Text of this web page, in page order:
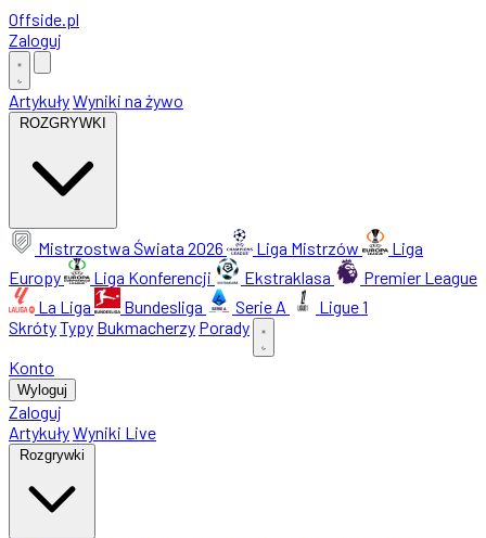
Offside.pl
Zaloguj
ArtykułyWyniki na żywo
ROZGRYWKI
Mistrzostwa Świata 2026 Liga Mistrzów
Liga
Europy
Liga Konferencji Ekstraklasa
Premier League
La Liga
Bundesliga Serie A
Ligue 1
SkrótyTypy Bukmacherzy Porady
Konto
Wyloguj
Zaloguj
ArtykułyWyniki Live
Rozgrywki